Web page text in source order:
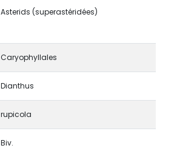
Asterids (superastéridées)
Caryophyllales
Dianthus
rupicola
Biv.